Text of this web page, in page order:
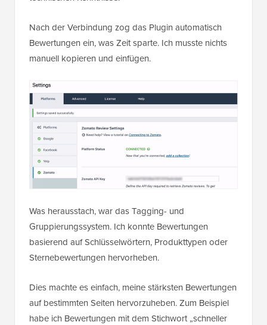
Nach der Verbindung zog das Plugin automatisch
Bewertungen ein, was Zeit sparte. Ich musste nichts
manuell kopieren und einfügen.
Was herausstach, war das Tagging- und
Gruppierungssystem. Ich konnte Bewertungen
basierend auf Schlüsselwörtern, Produkttypen oder
Sternebewertungen hervorheben.
Dies machte es einfach, meine stärksten Bewertungen
auf bestimmten Seiten hervorzuheben. Zum Beispiel
habe ich Bewertungen mit dem Stichwort „schneller